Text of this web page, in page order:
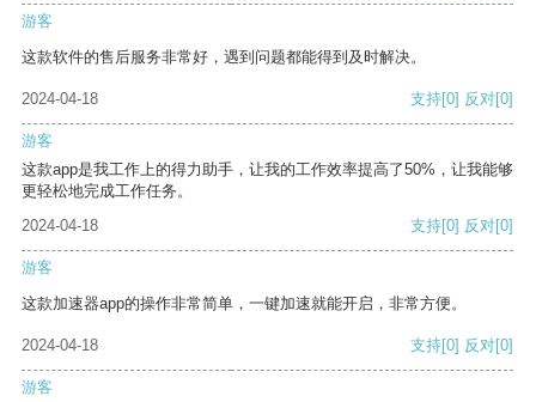
游客
这款软件的售后服务非常好，遇到问题都能得到及时解决。
2024-04-18 支持[0] 反对[0]
游客
这款app是我工作上的得力助手，让我的工作效率提高了50%，让我能够
更轻松地完成工作任务。
2024-04-18
支持[0] 反对[0]
游客
这款加速器app的操作非常简单，一键加速就能开启，非常方便。
2024-04-18 支持[0] 反对[0]
游客